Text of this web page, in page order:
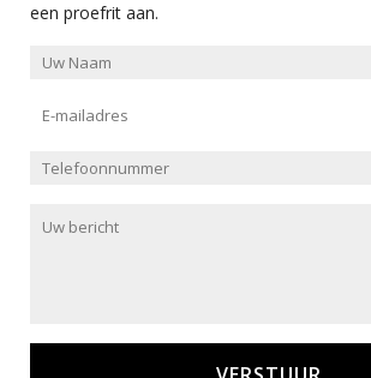
een proefrit aan.